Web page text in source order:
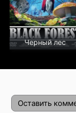
Черный лес
Оставить